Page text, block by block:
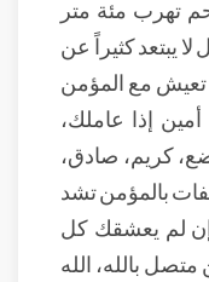
تهرب مئة متر
يبتعد كثيراً عن
تعيش مع المؤمن
إذا عاملك،
كريم، صادق،
بالمؤمن تشد
إن لم يعشقك كل
بالله، الله